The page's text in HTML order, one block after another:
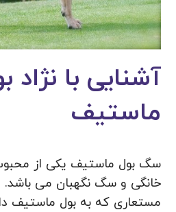
آشنایی با نژاد
ماستیف
سگ بول ماستیف یکی از
خانگی و سگ نگهبان می باشد.
مستعاری که به بول ماستیف